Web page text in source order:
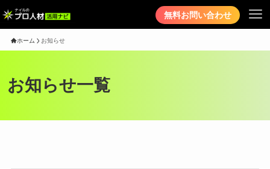
無料お問い合わせ
ホーム お知らせ
お知らせ一覧